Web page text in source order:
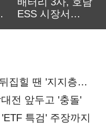
ESS 시장서
집힐 땐 '지지층
전 앞두고 '충돌'
특검' 주장까지